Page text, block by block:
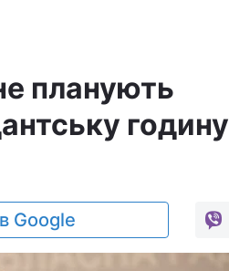
планують
годину
Google